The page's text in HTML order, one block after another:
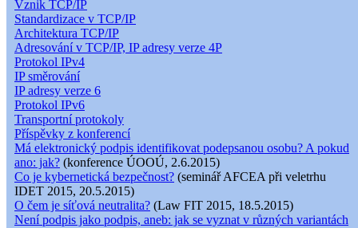
Vznik TCP/IP
Standardizace v TCP/IP
Architektura TCP/IP
Adresování v TCP/IP, IP adresy verze 4P
Protokol IPv4
IP směrování
IP adresy verze 6
Protokol IPv6
Transportní protokoly
Příspěvky z konferencí
Má elektronický podpis identifikovat podepsanou osobu? A pokud
ano: jak? (konference ÚOOÚ, 2.6.2015)
Co je kybernetická bezpečnost? (seminář AFCEA při veletrhu
IDET 2015, 20.5.2015)
O čem je síťová neutralita? (Law FIT 2015, 18.5.2015)
Není podpis jako podpis, aneb: jak se vyznat v různých variantách